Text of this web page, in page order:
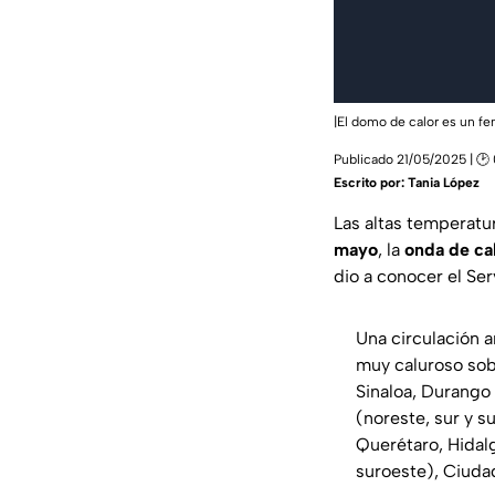
|El domo de calor es un
Publicado 21/05/2025 | 🕑
Escrito por: Tania López
Las altas
mayo, la onda de
dio a conocer el
Una circulación
muy caluroso
Sinaloa,
(noreste, sur y
Querétaro,
suroeste),